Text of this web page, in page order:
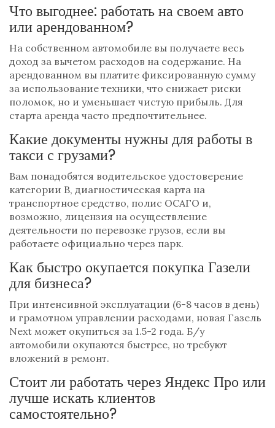
Что выгоднее: работать на своем авто
или арендованном?
На собственном автомобиле вы получаете весь
доход за вычетом расходов на содержание. На
арендованном вы платите фиксированную сумму
за использование техники, что снижает риски
поломок, но и уменьшает чистую прибыль. Для
старта аренда часто предпочтительнее.
Какие документы нужны для работы в
такси с грузами?
Вам понадобятся водительское удостоверение
категории B, диагностическая карта на
транспортное средство, полис ОСАГО и,
возможно, лицензия на осуществление
деятельности по перевозке грузов, если вы
работаете официально через парк.
Как быстро окупается покупка Газели
для бизнеса?
При интенсивной эксплуатации (6-8 часов в день)
и грамотном управлении расходами, новая Газель
Next может окупиться за 1.5-2 года. Б/у
автомобили окупаются быстрее, но требуют
вложений в ремонт.
Стоит ли работать через Яндекс Про или
лучше искать клиентов
самостоятельно?